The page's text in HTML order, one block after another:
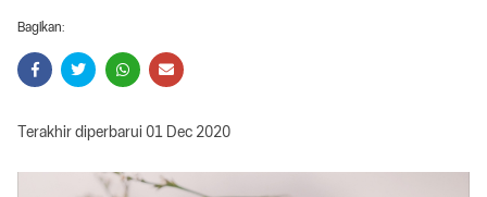
Bagikan:
Terakhir diperbarui 01 Dec 2020